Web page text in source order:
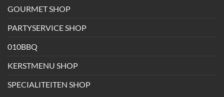
GOURMET SHOP
PARTYSERVICE SHOP
010BBQ
KERSTMENU SHOP
SPECIALITEITEN SHOP